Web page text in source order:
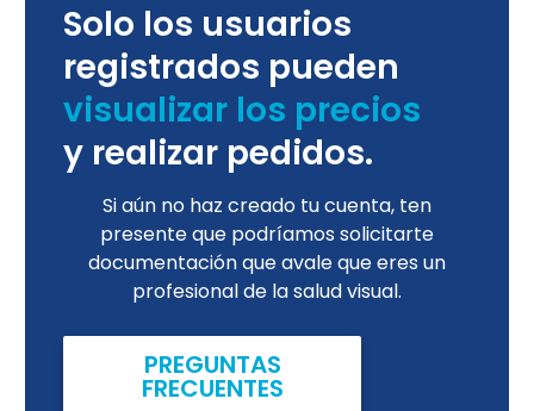
Solo los usuarios
registrados pueden
visualizar los precios
y realizar pedidos.
Si aún no haz creado tu cuenta, ten
presente que podríamos solicitarte
documentación que avale que eres un
profesional de la salud visual.
PREGUNTAS
FRECUENTES